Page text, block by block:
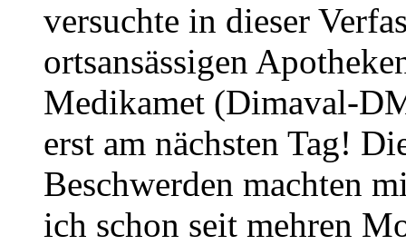
versuchte in dieser
ortsansässigen
Medikamet (Dimaval-
erst am nächsten Tag!
Beschwerden machten
ich schon seit mehren